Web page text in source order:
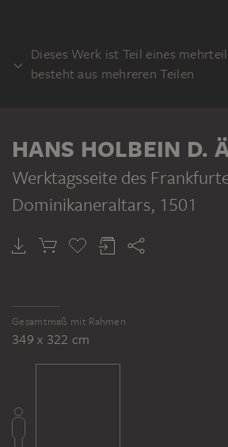
Dieses Werk ist Teil eines
besteht aus mehreren Teilen
HANS HOLBEIN D. Ä.
HANS HOLBEIN D.
Werktagsseite des
Dominikaneraltars, 1501
Gesamtmaß mit Rahmen
349 x 322 cm